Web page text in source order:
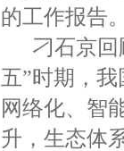
的工作报告
刁石京回
五”时期，
网络化、智
升，生态体